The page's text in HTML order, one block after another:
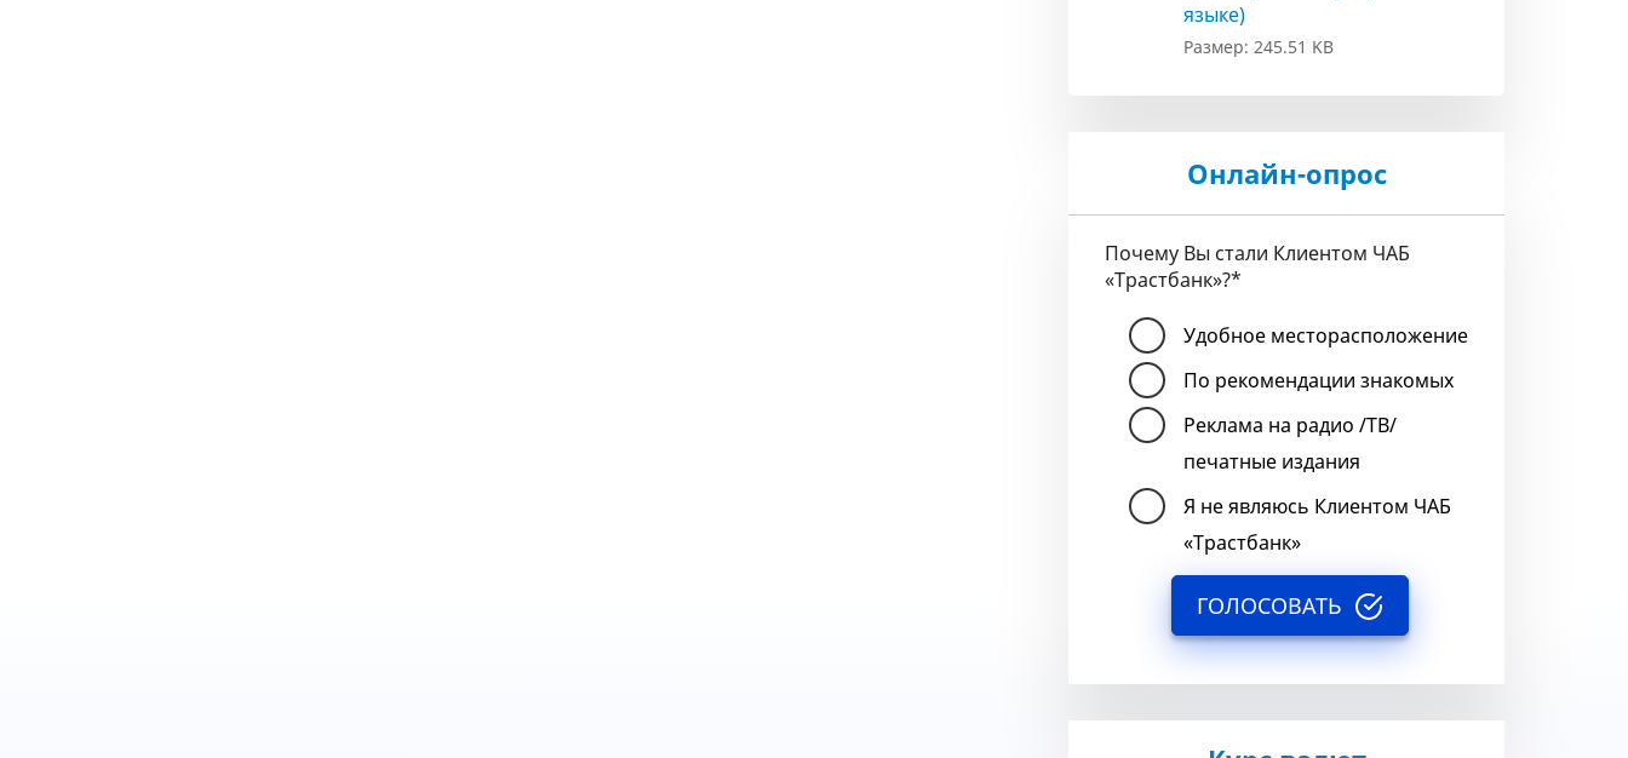
языке)
Размер: 245.51 KB
Онлайн-опрос
Почему Вы стали Клиентом ЧАБ
«Трастбанк»?*
Удобное месторасположение
По рекомендации знакомых
Реклама на радио /ТВ/
печатные издания
Я не являюсь Клиентом ЧАБ
«Трастбанк»
ГОЛОСОВАТЬ